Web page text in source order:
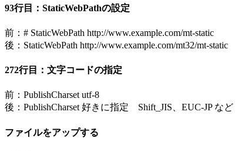
93行目：StaticWebPathの設定
前：# StaticWebPath http://www.example.com/mt-static
後：StaticWebPath http://www.example.com/mt32/mt-static
272行目：文字コードの指定
前：PublishCharset utf-8
後：PublishCharset 好きに指定 Shift_JIS、EUC-JP な
ファイルをアップする